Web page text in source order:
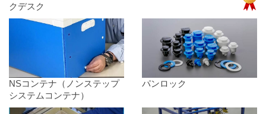
クデスク
NSコンテナ（ノンステップ
システムコンテナ）
プラダンケース
パンロック